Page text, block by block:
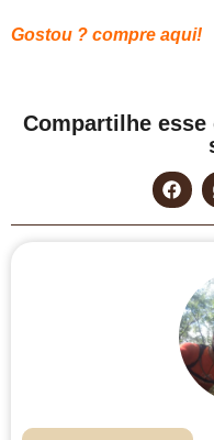
Gostou ? compre aqui!
Compartilhe esse